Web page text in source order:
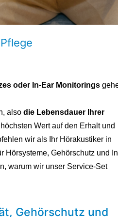
oder In-Ear Monitorings
also die Lebensdauer Ihrer
Wert auf den Erhalt und
wir als Ihr Hörakustiker in
Hörsysteme, Gehörschutz und
warum wir unser Service-Set
Gehörschutz und